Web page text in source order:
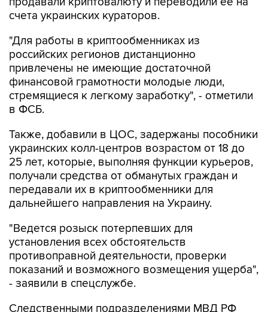
"Для работы в криптообменниках из
привлечены не имеющие достаточной
финансовой грамотности молодые люди,
стремящиеся к легкому заработку", - отметили
в ФСБ.
Также, добавили в ЦОС, задержаны пособники
25 лет, которые, выполняя функции курьеров,
получали средства от обманутых граждан и
передавали их в криптообменники для
дальнейшего направления на Украину.
"Ведется розыск потерпевших для
противоправной деятельности, проверки
показаний и возможного возмещения ущерба",
- заявили в спецслужбе.
Следственными подразделениями МВД РФ